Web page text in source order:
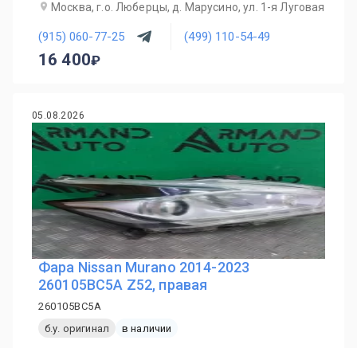
Москва, г.о. Люберцы, д. Марусино, ул. 1-я Луговая
(915) 060-77-25 (499) 110-54-49
16 400
05.08.2026
Фара Nissan Murano 2014-2023
260105BC5A Z52, правая
260105BC5A
б.у. оригинал
в наличии